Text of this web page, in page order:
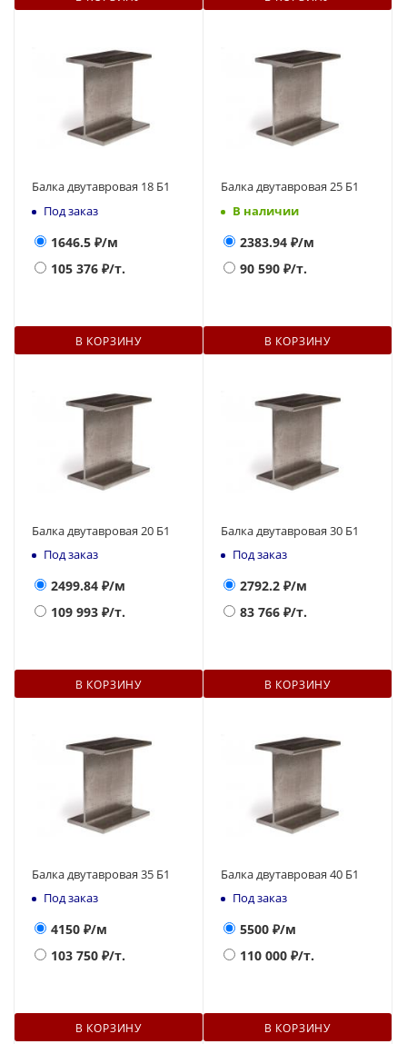
Балка двутавровая 18 Б1
Под заказ
1646.5 ₽/м
105 376 ₽/т.
В КОРЗИНУ
Балка двутавровая 25 Б1
В наличии
2383.94 ₽/м
90 590 ₽/т.
В КОРЗИНУ
Балка двутавровая 20 Б1
Под заказ
2499.84 ₽/м
109 993 ₽/т.
В КОРЗИНУ
Балка двутавровая 30 Б1
Под заказ
2792.2 ₽/м
83 766 ₽/т.
В КОРЗИНУ
Балка двутавровая 35 Б1
Под заказ
4150 ₽/м
103 750 ₽/т.
В КОРЗИНУ
Балка двутавровая 40 Б1
Под заказ
5500 ₽/м
110 000 ₽/т.
В КОРЗИНУ